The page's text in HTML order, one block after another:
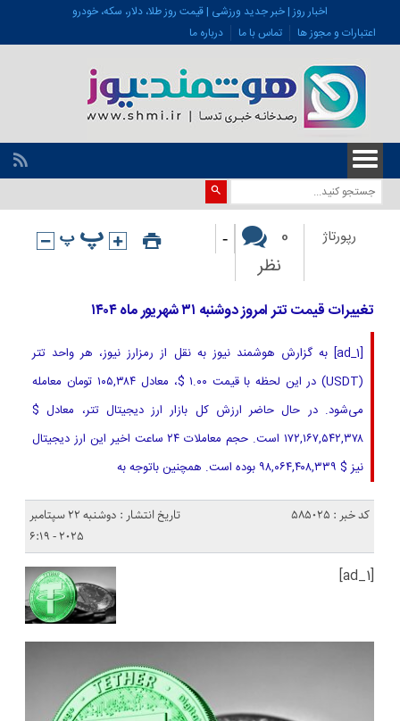
اخبار روز | خبر جدید ورزشی | قیمت روز طلا، دلار، سکه، خودرو
اعتبارات و مجوز ها
تماس با ما درباره ما
رپورتاژ
0
نظر
-
تغییرات قیمت تتر امروز دوشنبه ۳۱ شهریور ماه ۱۴۰۴
[ad_1] به گزارش هوشمند نیوز به نقل از رمزارز نیوز، هر واحد تتر
(USDT) در این لحظه با قیمت ۱.۰۰ $، معادل ۱۰۵,۳۸۴ تومان معامله
می‌شود. در حال حاضر ارزش کل بازار ارز دیجیتال تتر، معادل $
۱۷۲,۱۶۷,۵۴۲,۳۷۸ است. حجم معاملات ۲۴ ساعت اخیر این ارز دیجیتال
نیز $ ۹۸,۰۶۴,۴۰۸,۳۳۹ بوده است. همچنین باتوجه به
کد خبر : 585025
تاریخ انتشار : دوشنبه 22 سپتامبر
2025 - 6:19
[ad_1]